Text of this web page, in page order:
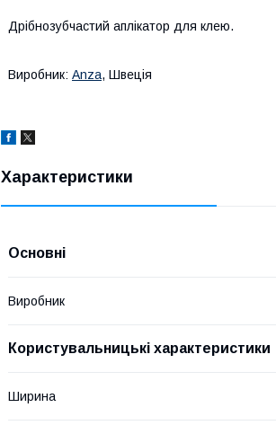
Дрібнозубчастий аплікатор для клею.
Виробник: Anza, Швеція
Характеристики
Основні
Виробник
Користувальницькі характеристики
Ширина